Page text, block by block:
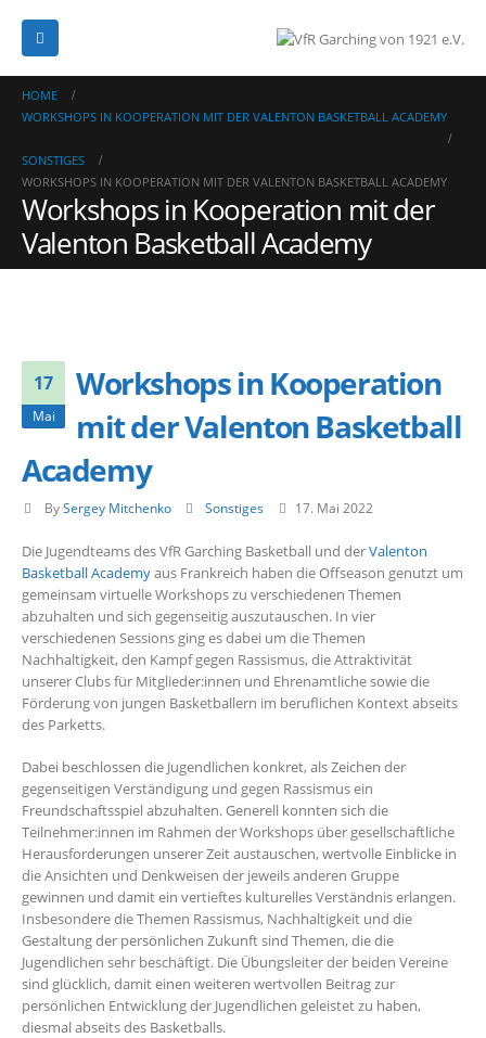
HOME
WORKSHOPS IN KOOPERATION MIT DER VALENTON BASKETBALL ACADEMY
SONSTIGES
WORKSHOPS IN KOOPERATION MIT DER VALENTON BASKETBALL ACADEMY
Workshops in Kooperation mit der
Valenton Basketball Academy
17
Mai
Workshops in Kooperation
mit der Valenton Basketball
Academy
BySergey Mitchenko Sonstiges 17. Mai 2022
Die Jugendteams des VfR Garching Basketball und derValenton
Basketball Academyaus Frankreich haben die Offseason genutzt um
gemeinsam virtuelle Workshops zu verschiedenen Themen
abzuhalten und sich gegenseitig auszutauschen. In vier
verschiedenen Sessions ging es dabei um die Themen
Nachhaltigkeit, den Kampf gegen Rassismus, die Attraktivität
unserer Clubs für Mitglieder:innen und Ehrenamtliche sowie die
Förderung von jungen Basketballern im beruflichen Kontext abseits
des Parketts.
Dabei beschlossen die Jugendlichen konkret, als Zeichen der
gegenseitigen Verständigung und gegen Rassismus ein
Freundschaftsspiel abzuhalten. Generell konnten sich die
Teilnehmer:innen im Rahmen der Workshops über gesellschaftliche
Herausforderungen unserer Zeit austauschen, wertvolle Einblicke in
die Ansichten und Denkweisen der jeweils anderen Gruppe
gewinnen und damit ein vertieftes kulturelles Verständnis erlangen.
Insbesondere die Themen Rassismus, Nachhaltigkeit und die
Gestaltung der persönlichen Zukunft sind Themen, die die
Jugendlichen sehr beschäftigt. Die Übungsleiter der beiden Vereine
sind glücklich, damit einen weiteren wertvollen Beitrag zur
persönlichen Entwicklung der Jugendlichen geleistet zu haben,
diesmal abseits des Basketballs.